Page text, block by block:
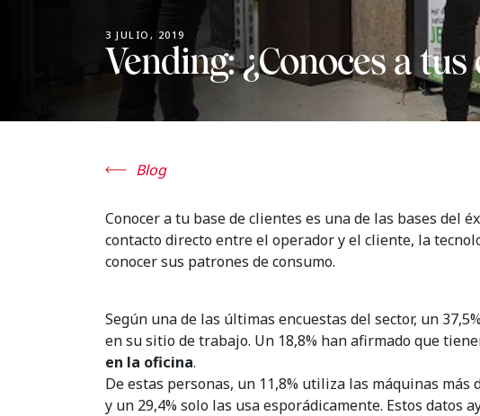
3 JULIO, 2019
Vending: ¿Conoces a tus
Blog
Conocer a tu base de clientes es una de las bases del
contacto directo entre el operador y el cliente, la
conocer sus patrones de consumo.
Según una de las últimas encuestas del sector, un
en su sitio de trabajo. Un 18,8% han afirmado que
en la oficina.
De estas personas, un 11,8% utiliza las máquinas más
y un 29,4% solo las usa esporádicamente. Estos datos